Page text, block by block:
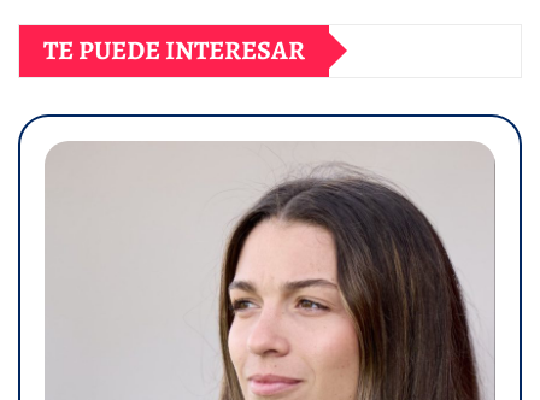
TE PUEDE INTERESAR